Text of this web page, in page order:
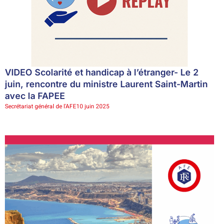
VIDEO Scolarité et handicap à l’étranger- Le 2
juin, rencontre du ministre Laurent Saint-Martin
avec la FAPEE
Secrétariat général de l'AFE10 juin 2025